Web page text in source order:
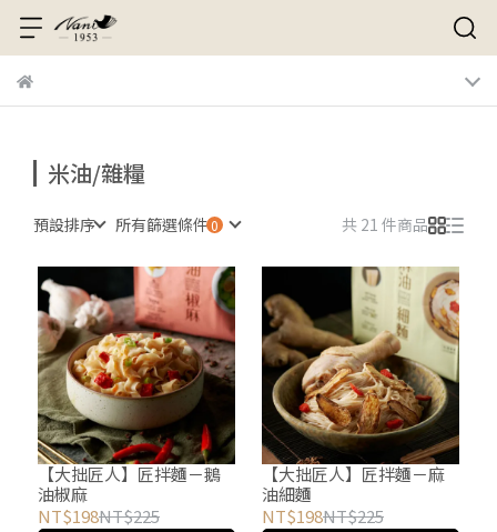
米油/雜糧
預設排序 所有篩選條件 共 21 件商品
【大拙匠人】匠拌麵－鵝
油椒麻
NT$198NT$225
【大拙匠人】匠拌麵－麻
油細麵
NT$198NT$225